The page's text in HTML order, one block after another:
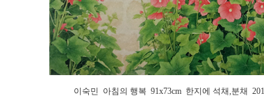
이숙민 아침의 행복 91x73cm 한지에 석채,분채